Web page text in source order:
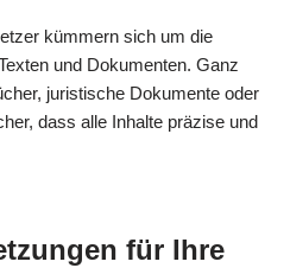
kümmern sich um die
und Dokumenten. Ganz
juristische Dokumente oder
dass alle Inhalte präzise und
für Ihre